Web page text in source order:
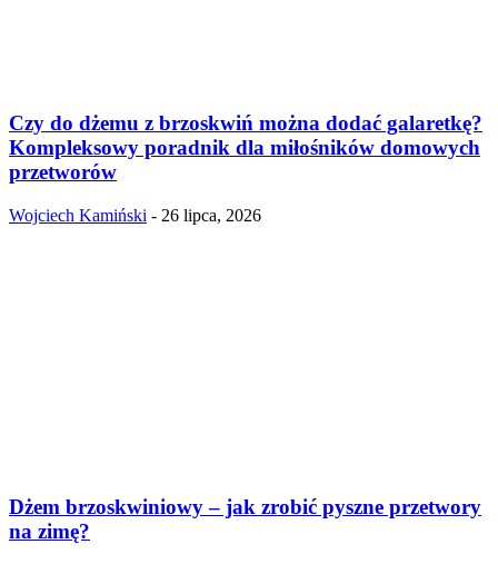
Czy do dżemu z brzoskwiń można dodać galaretkę?
Kompleksowy poradnik dla miłośników domowych
przetworów
Wojciech Kamiński - 26 lipca, 2026
Dżem brzoskwiniowy – jak zrobić pyszne przetwory
na zimę?